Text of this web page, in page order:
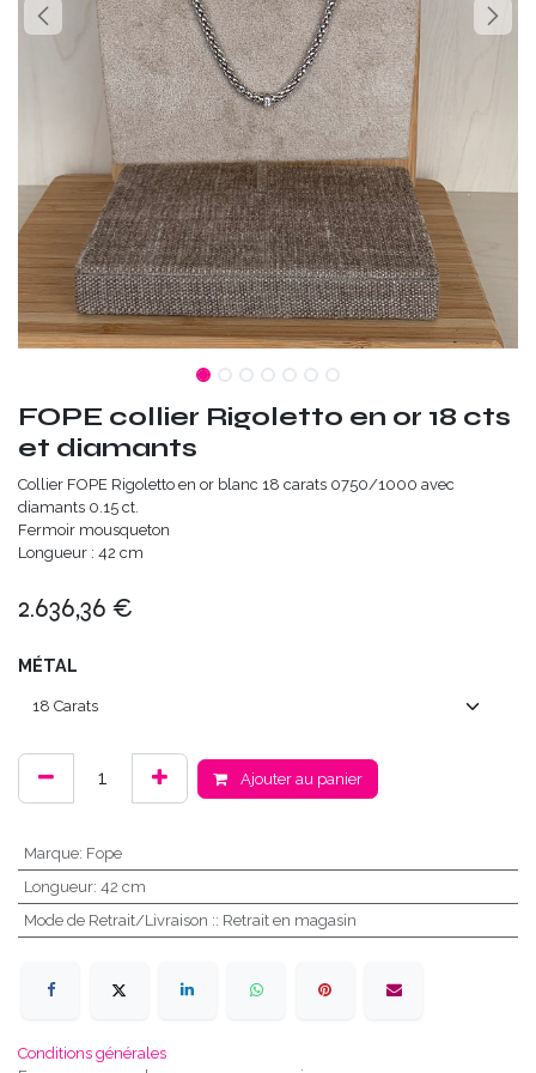
FOPE collier Rigoletto en or 18 cts
et diamants
Collier FOPE Rigoletto en or blanc 18 carats 0750/1000 avec
diamants 0.15 ct.
Fermoir mousqueton
Longueur : 42 cm
2.636,36 €
MÉTAL
Ajouter au panier
Marque: Fope
Longueur: 42 cm
Mode de Retrait/Livraison :: Retrait en magasin
Conditions générales